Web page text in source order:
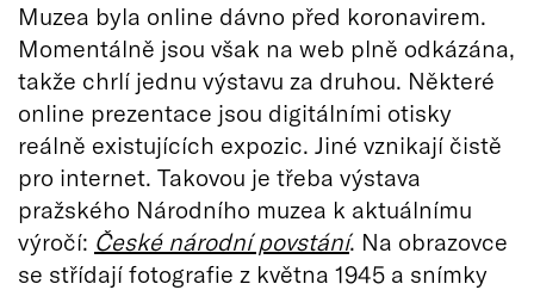
Muzea byla online dávno před koronavirem.
Momentálně jsou však na web plně odkázána,
takže chrlí jednu výstavu za druhou. Některé
online prezentace jsou digitálními otisky
reálně existujících expozic. Jiné vznikají čistě
pro internet. Takovou je třeba výstava
pražského Národního muzea k aktuálnímu
výročí: České národní povstání. Na obrazovce
se střídají fotografie z května 1945 a snímky